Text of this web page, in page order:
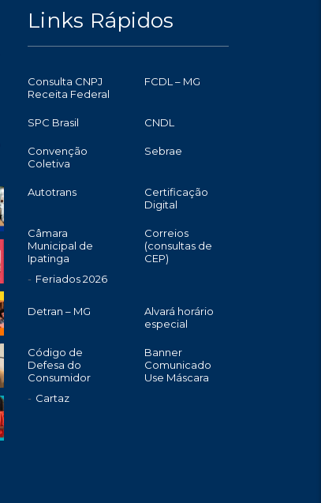
Links Rápidos
Consulta CNPJ
Receita Federal
FCDL – MG
SPC Brasil CNDL
Convenção
Coletiva
Sebrae
Autotrans
Certificação
Digital
Câmara
Municipal de
Ipatinga
Feriados 2026
Correios
(consultas de
CEP)
Detran – MG
Alvará horário
especial
Código de
Defesa do
Consumidor
Cartaz
Banner
Comunicado
Use Máscara